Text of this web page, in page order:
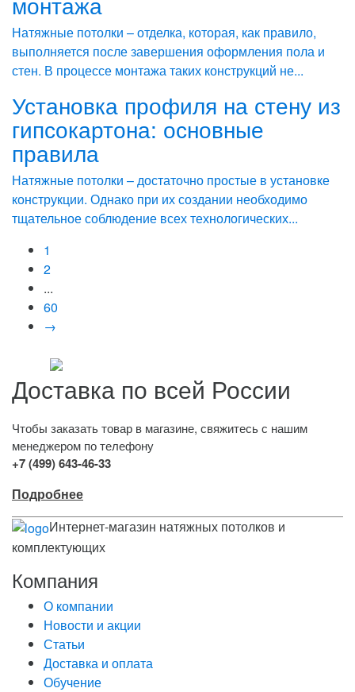
Натяжные потолки – отделка, которая, как правило,
выполняется после завершения оформления пола и
стен. В процессе монтажа таких конструкций не...
Установка профиля на стену из
гипсокартона: основные
правила
Натяжные потолки – достаточно простые в установке
конструкции. Однако при их создании необходимо
тщательное соблюдение всех технологических...
1
2
...
60
→
Доставка по всей России
Чтобы заказать товар в магазине, свяжитесь с нашим
менеджером по телефону
+7 (499) 643-46-33
Подробнее
Интернет-магазин натяжных потолков и
комплектующих
Компания
О компании
Новости и акции
Статьи
Доставка и оплата
Обучение